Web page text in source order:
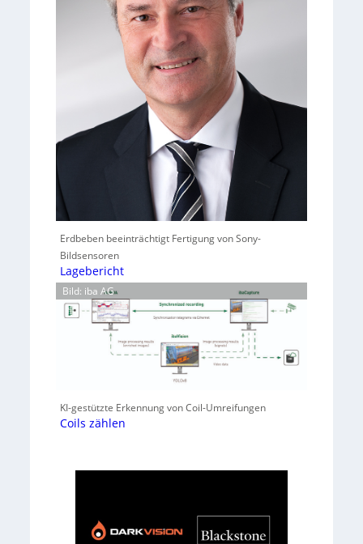
Erdbeben beeinträchtigt Fertigung von Sony-
Bildsensoren
Lagebericht
Bild: iba AG
KI-gestützte Erkennung von Coil-Umreifungen
Coils zählen